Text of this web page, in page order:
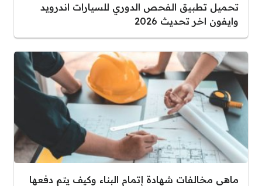
تحميل تطبيق الفحص الدوري للسيارات اندرويد
وايفون اخر تحديث 2026
ماهي مخالفات شهادة إتمام البناء وكيف يتم دفعها